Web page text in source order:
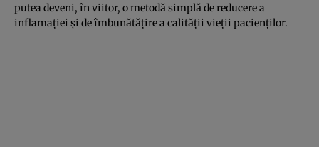
putea deveni, în viitor, o metodă simplă de reducere a
inflamației și de îmbunătățire a calității vieții pacienților.